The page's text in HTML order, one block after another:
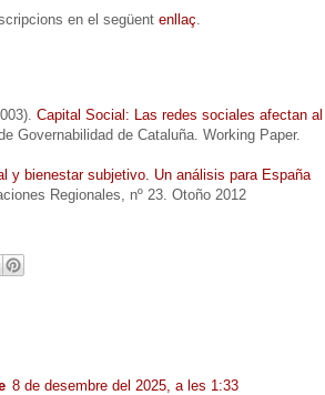
en el següent enllaç
Capital Social: Las redes sociales afectan al
Governabilidad de Cataluña. Working Paper.
y bienestar subjetivo. Un análisis para España
Regionales, nº 23. Otoño 2012
8 de desembre del 2025, a les 1:33